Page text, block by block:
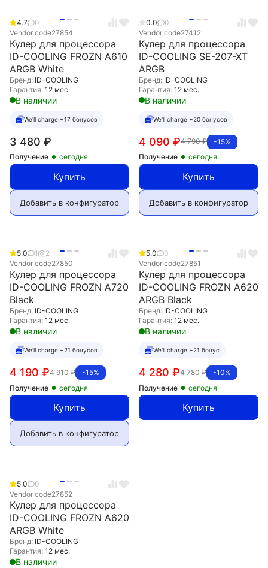
4.7
0
Vendor code27854
Кулер для процессора
ID-COOLING FROZN A610
ARGB White
Бренд: ID-COOLING
Гарантия: 12 мес.
В наличии
We'll charge +17 бонусов
3 480 ₽
Получение сегодня
Купить
Добавить в конфигуратор
0.0
0
Vendor code27412
Кулер для процессора
ID-COOLING SE-207-XT
ARGB
Бренд: ID-COOLING
Гарантия: 12 мес.
В наличии
We'll charge +20 бонусов
-15%
4 790₽
4 090 ₽
Получение сегодня
Купить
Добавить в конфигуратор
5.0 1
2
Vendor code27850
Кулер для процессора
ID-COOLING FROZN A720
Black
Бренд: ID-COOLING
Гарантия: 12 мес.
В наличии
We'll charge +21 бонусов
-15%
4 910₽
4 190 ₽
Получение сегодня
Купить
Добавить в конфигуратор
5.0
0
Vendor code27851
Кулер для процессора
ID-COOLING FROZN A620
ARGB Black
Бренд: ID-COOLING
Гарантия: 12 мес.
В наличии
We'll charge +21 бонус
-10%
4 780₽
4 280 ₽
Получение сегодня
Купить
5.0
0
Vendor code27852
Кулер для процессора
ID-COOLING FROZN A620
ARGB White
Бренд: ID-COOLING
Гарантия: 12 мес.
В наличии